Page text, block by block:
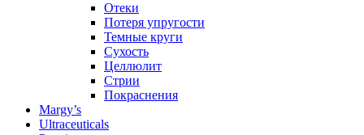
Отеки
Потеря упругости
Темные круги
Сухость
Целлюлит
Стрии
Покраснения
Margy’s
Ultraceuticals